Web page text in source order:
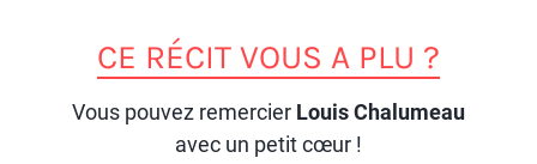
CE RÉCIT VOUS A PLU ?
Vous pouvez remercier Louis Chalumeau
avec un petit cœur !